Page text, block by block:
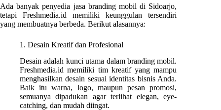
Ada banyak penyedia jasa branding mobil di Sidoarjo,
tetapi Freshmedia.id memiliki keunggulan tersendiri
yang membuatnya berbeda. Berikut alasannya:
1. Desain Kreatif dan Profesional
Desain adalah kunci utama dalam branding mobil.
Freshmedia.id memiliki tim kreatif yang mampu
menghasilkan desain sesuai identitas bisnis Anda.
Baik itu warna, logo, maupun pesan promosi,
semuanya dipadukan agar terlihat elegan, eye-
catching, dan mudah diingat.